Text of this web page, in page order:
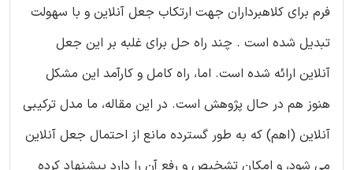
فرم برای کلاهبرداران جهت ارتکاب جعل آنلاین و با سهولت
تبدیل شده است . چند راه حل برای غلبه بر این جعل
آنلاین ارائه شده است. اما، راه کامل و کارآمد این مشکل
هنوز هم در حال پژوهش است. در این مقاله، ما مدل ترکیبی
آنلاین (اهم) که به طور گسترده مانع از احتمال جعل آنلاین